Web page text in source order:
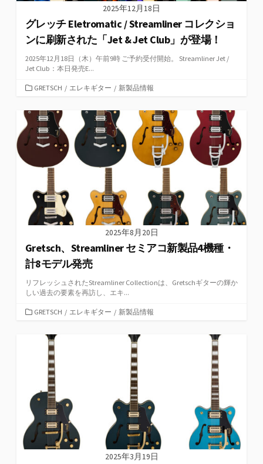
2025年12月18日
グレッチ Eletromatic / Streamliner コレクショ
ンに刷新された「Jet & Jet Club」が登場！
2025年12月18日（木）午前9時 ご予約受付開始。 Streamliner Jet /
Jet Club：本日発売E...
カ
ゴ
リ
ー
GRETSCH / エレキギター / 新製品情報
2025年8月20日
Gretsch、Streamliner セミアコ新製品4機種・
計8モデル発売
リフレッシュされたStreamliner Collectionは、Gretschギターの輝か
しい過去の要素を再訪し、エキ...
カGRETSCH / エレキギター / 新製品情報
2025年3月19日